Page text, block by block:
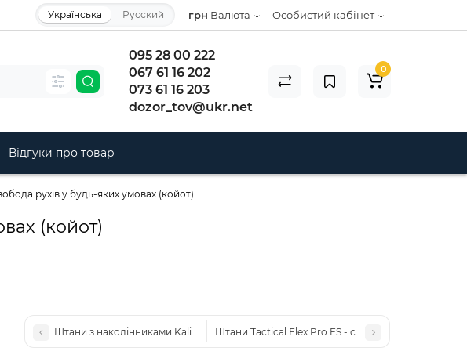
Особистий кабінет
грн Валюта
Українська Русский
095 28 00 222
067 61 16 202
073 61 16 203
dozor_tov@ukr.net
0
Відгуки про товар
рухів у будь-яких умовах (койот)
(койот)
Штани з наколінниками Kalista Military Full-Pro ріп-стоп мультикам
Штани Tactical Flex Pro FS - свобода рухів у будь-